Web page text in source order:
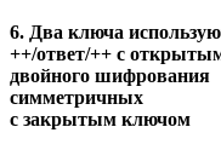
6. Два ключа
++/ответ/++ с
двойного шифрования
симметричных
с закрытым ключом